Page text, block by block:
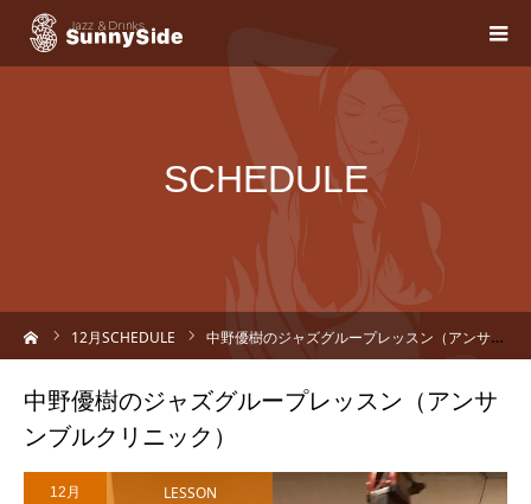
SCHEDULE
12月SCHEDULE 中野優樹のジャズグループレッスン（アンサンブルクリニック）
中野優樹のジャズグループレッスン（アンサ
ンブルクリニック）
12月 LESSON